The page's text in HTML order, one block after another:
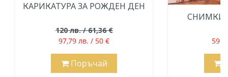
КАРИКАТУРА ЗА РОЖДЕН ДЕН
120 лв. / 61,36 €
97,79 лв. / 50 €
Поръчай
СНИМКИ
59